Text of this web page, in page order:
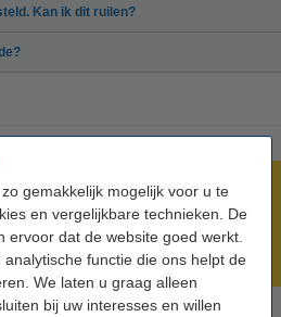
gemakkelijk mogelijk voor u te
en vergelijkbare technieken. De
ervoor dat de website goed werkt.
functie die ons helpt de
We laten u graag alleen
bij uw interesses en willen
Kan ik dit ruilen?
in huis!